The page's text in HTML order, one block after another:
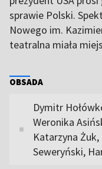
sprawie Polski.
Nowego im.
teatralna miała
OBSADA
Dymitr
Weronika
Katarzyna
Seweryński,